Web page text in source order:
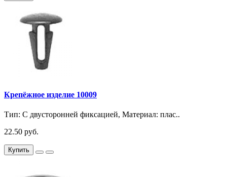
Крепёжное изделие 10009
Тип: С двусторонней фиксацией, Материал: плас..
22.50 руб.
Купить